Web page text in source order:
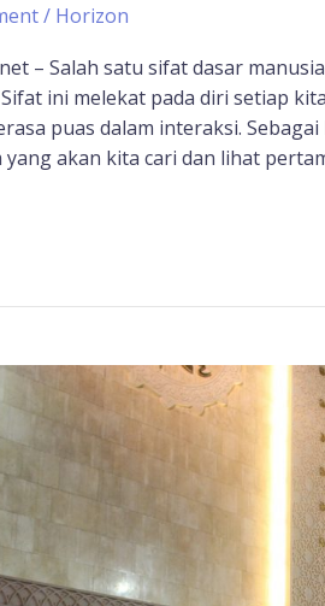
/ Horizon
– Salah satu sifat dasar
ini melekat pada diri setiap
puas dalam interaksi.
akan kita cari dan lihat